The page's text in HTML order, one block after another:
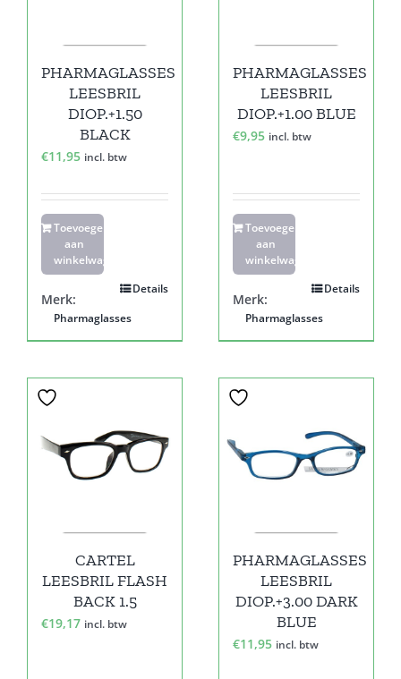
PHARMAGLASSES
LEESBRIL
DIOP.+1.50
BLACK
€11,95 incl. btw
Toevoegen
aan
winkelwagen
Details
Merk:
Pharmaglasses
PHARMAGLASSES
LEESBRIL
DIOP.+1.00 BLUE
€9,95 incl. btw
Toevoegen
aan
winkelwagen
Details
Merk:
Pharmaglasses
CARTEL
LEESBRIL FLASH
BACK 1.5
€19,17 incl. btw
PHARMAGLASSES
LEESBRIL
DIOP.+3.00 DARK
BLUE
€11,95 incl. btw